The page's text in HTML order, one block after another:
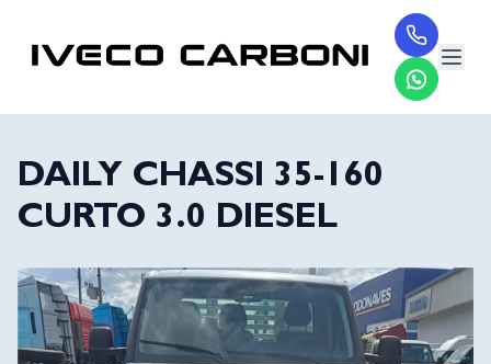
DAILY CHASSI 35-160
CURTO 3.0 DIESEL